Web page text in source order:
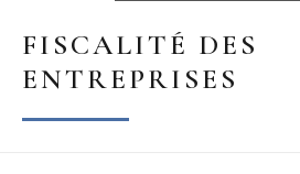
FISCALITÉ DES
ENTREPRISES